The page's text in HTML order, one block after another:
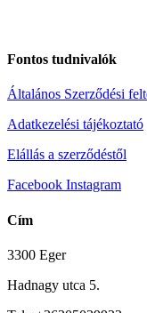
Fontos tudnivalók
Általános Szerződési
Adatkezelési tájékoztató
Elállás a szerződéstől
Facebook Instagram
Cím
3300 Eger
Hadnagy utca 5.